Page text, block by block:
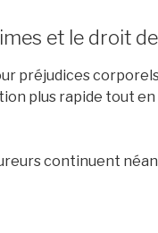
et le droit
préjudices
plus rapide tout
continuent